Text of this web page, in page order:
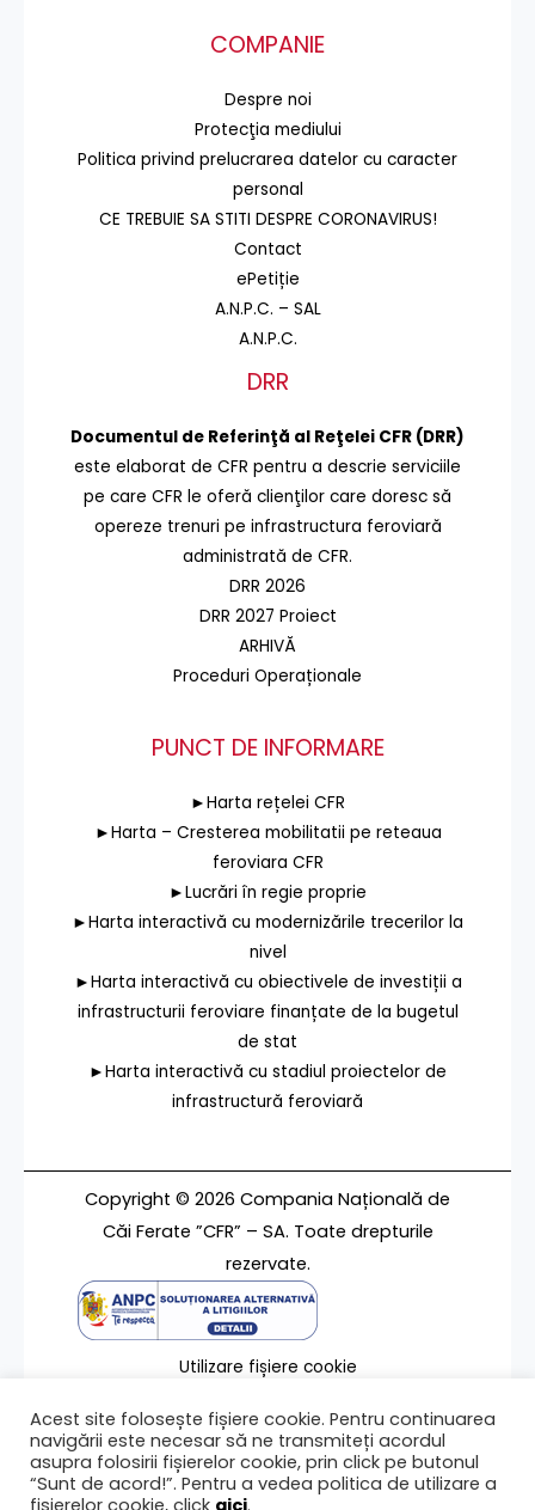
COMPANIE
Despre noi
Protecţia mediului
Politica privind prelucrarea datelor cu caracter
personal
CE TREBUIE SA STITI DESPRE CORONAVIRUS!
Contact
ePetiție
A.N.P.C. – SAL
A.N.P.C.
DRR
Documentul de Referinţă al Reţelei CFR (DRR)
este elaborat de CFR pentru a descrie serviciile
pe care CFR le oferă clienţilor care doresc să
opereze trenuri pe infrastructura feroviară
administrată de CFR.
DRR 2026
DRR 2027 Proiect
ARHIVĂ
Proceduri Operaționale
PUNCT DE INFORMARE
►Harta rețelei CFR
►Harta – Cresterea mobilitatii pe reteaua
feroviara CFR
►Lucrări în regie proprie
►Harta interactivă cu modernizările trecerilor la
nivel
►Harta interactivă cu obiectivele de investiții a
infrastructurii feroviare finanțate de la bugetul
de stat
►Harta interactivă cu stadiul proiectelor de
infrastructură feroviară
Copyright © 2026 Compania Națională de
Căi Ferate ”CFR” – SA. Toate drepturile
rezervate.
Utilizare fișiere cookie
Contact
Acest site folosește fișiere cookie. Pentru continuarea
navigării este necesar să ne transmiteți acordul
asupra folosirii fișierelor cookie, prin click pe butonul
“Sunt de acord!”. Pentru a vedea politica de utilizare a
fișierelor cookie, click aici.